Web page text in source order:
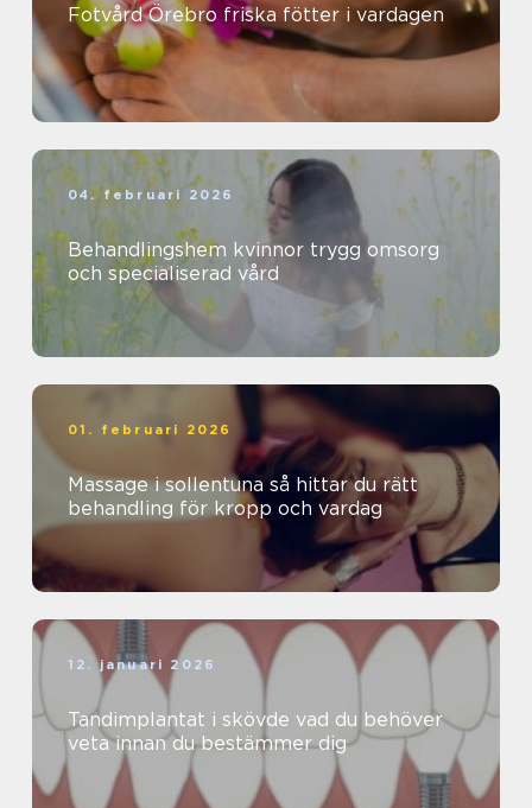
Fotvård Örebro friska fötter i vardagen
04. februari 2026
Behandlingshem kvinnor trygg omsorg
och specialiserad vård
01. februari 2026
Massage i sollentuna så hittar du rätt
behandling för kropp och vardag
12. januari 2026
Tandimplantat i skövde vad du behöver
veta innan du bestämmer dig